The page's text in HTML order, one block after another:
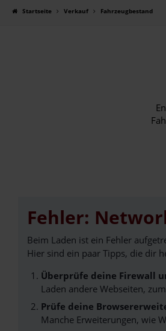
Startseite Verkauf Fahrzeugbestand
Fehler:
Beim Laden ist ein Fehler
Hier sind ein paar Tipps, die dir
Überprüfe deine Firewall
Laden andere Webseiten,
Prüfe deine
Manche Erweiterungen, wie